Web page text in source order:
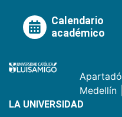
Calendario
académico
Apartadó
Medellín
LA UNIVERSIDAD